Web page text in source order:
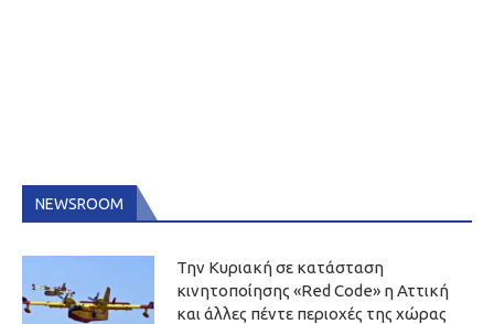
NEWSROOM
Την Κυριακή σε κατάσταση
κινητοποίησης «Red Code» η Αττική
και άλλες πέντε περιοχές της χώρας